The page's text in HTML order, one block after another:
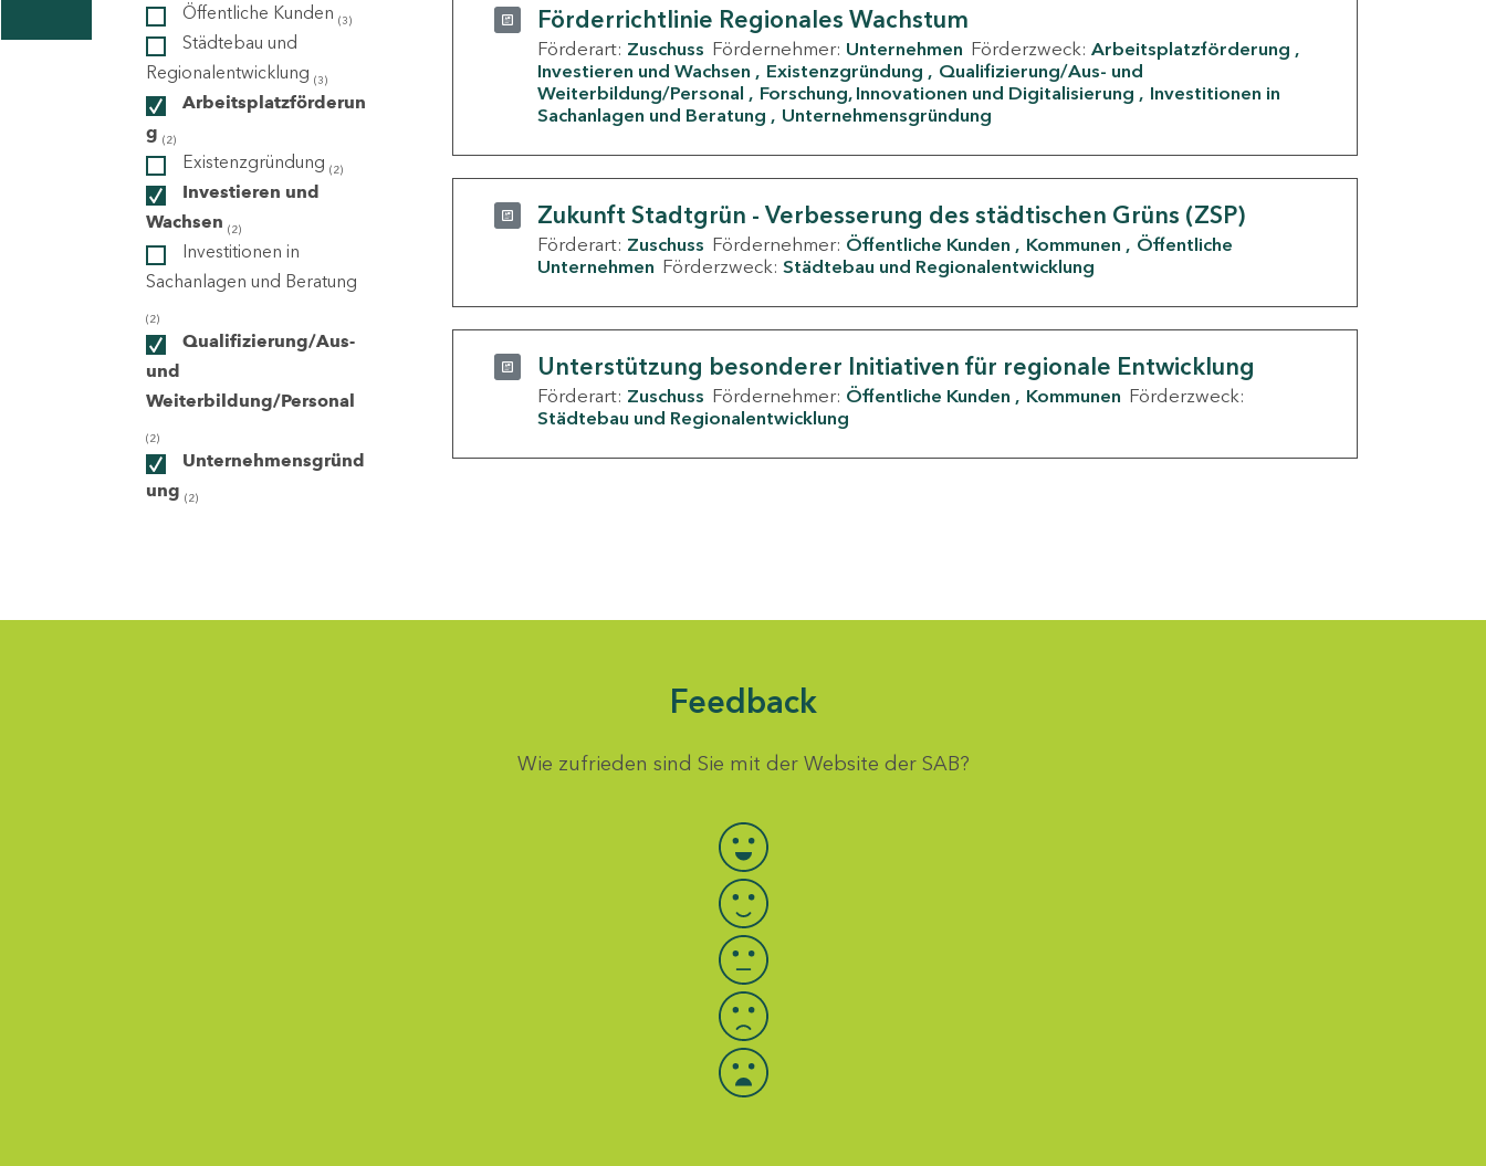
Öffentliche Kunden (3)
Städtebau und
Regionalentwicklung (3)
Arbeitsplatzförderun
g (2)
Existenzgründung (2)
Investieren und
Wachsen (2)
Investitionen in
Sachanlagen und Beratung
(2)
Qualifizierung/Aus-
und
Weiterbildung/Personal
(2)
Unternehmensgründ
ung (2)
Förderrichtlinie Regionales Wachstum
Förderart: Zuschuss Fördernehmer: Unternehmen Förderzweck: Arbeitsplatzförderung
Investieren und Wachsen
Existenzgründung
Qualifizierung/Aus- und
Weiterbildung/Personal
Forschung, Innovationen und Digitalisierung
Investitionen in
Sachanlagen und Beratung
Unternehmensgründung
Zukunft Stadtgrün - Verbesserung des städtischen Grüns (ZSP)
Förderart: Zuschuss Fördernehmer: Öffentliche Kunden Kommunen
Öffentliche
Unternehmen Förderzweck: Städtebau und Regionalentwicklung
Unterstützung besonderer Initiativen für regionale Entwicklung
Förderart: Zuschuss Fördernehmer: Öffentliche Kunden Kommunen Förderzweck:
Städtebau und Regionalentwicklung
Feedback
Wie zufrieden sind Sie mit der Website der SAB?
Bewertung auswählen